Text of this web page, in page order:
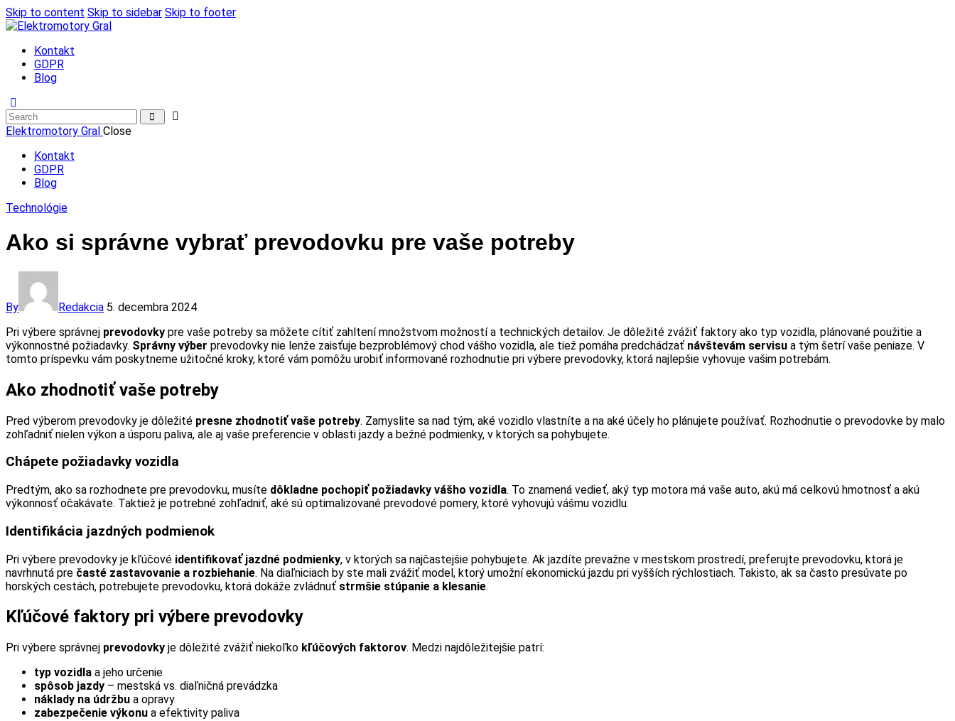
Skip to content Skip to sidebar Skip to footer
Kontakt
GDPR
Blog
Elektromotory Gral Close
Kontakt
GDPR
Blog
Technológie
Ako si správne vybrať prevodovku pre vaše potreby
By Redakcia 5. decembra 2024
Pri výbere správnej prevodovky pre vaše potreby sa môžete cítiť zahltení množstvom možností a technických detailov. Je dôležité zvážiť faktory ako typ vozidla, plánované použitie a
výkonnostné požiadavky. Správny výber prevodovky nie lenže zaisťuje bezproblémový chod vášho vozidla, ale tiež pomáha predchádzať návštevám servisu a tým šetrí vaše peniaze. V
tomto príspevku vám poskytneme užitočné kroky, ktoré vám pomôžu urobiť informované rozhodnutie pri výbere prevodovky, ktorá najlepšie vyhovuje vašim potrebám.
Ako zhodnotiť vaše potreby
Pred výberom prevodovky je dôležité presne zhodnotiť vaše potreby. Zamyslite sa nad tým, aké vozidlo vlastníte a na aké účely ho plánujete používať. Rozhodnutie o prevodovke by malo
zohľadniť nielen výkon a úsporu paliva, ale aj vaše preferencie v oblasti jazdy a bežné podmienky, v ktorých sa pohybujete.
Chápete požiadavky vozidla
Predtým, ako sa rozhodnete pre prevodovku, musíte dôkladne pochopiť požiadavky vášho vozidla. To znamená vedieť, aký typ motora má vaše auto, akú má celkovú hmotnosť a akú
výkonnosť očakávate. Taktiež je potrebné zohľadniť, aké sú optimalizované prevodové pomery, ktoré vyhovujú vášmu vozidlu.
Identifikácia jazdných podmienok
Pri výbere prevodovky je kľúčové identifikovať jazdné podmienky, v ktorých sa najčastejšie pohybujete. Ak jazdíte prevažne v mestskom prostredí, preferujte prevodovku, ktorá je
navrhnutá pre časté zastavovanie a rozbiehanie. Na diaľniciach by ste mali zvážiť model, ktorý umožní ekonomickú jazdu pri vyšších rýchlostiach. Takisto, ak sa často presúvate po
horských cestách, potrebujete prevodovku, ktorá dokáže zvládnuť strmšie stúpanie a klesanie.
Kľúčové faktory pri výbere prevodovky
Pri výbere správnej prevodovky je dôležité zvážiť niekoľko kľúčových faktorov. Medzi najdôležitejšie patrí:
typ vozidla a jeho určenie
spôsob jazdy – mestská vs. diaľničná prevádzka
náklady na údržbu a opravy
zabezpečenie výkonu a efektivity paliva